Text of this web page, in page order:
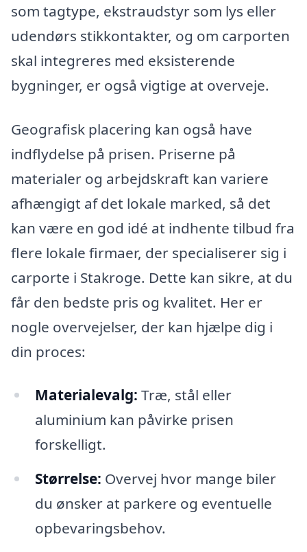
som tagtype, ekstraudstyr som lys eller
udendørs stikkontakter, og om carporten
skal integreres med eksisterende
bygninger, er også vigtige at overveje.
Geografisk placering kan også have
indflydelse på prisen. Priserne på
materialer og arbejdskraft kan variere
afhængigt af det lokale marked, så det
kan være en god idé at indhente tilbud fra
flere lokale firmaer, der specialiserer sig i
carporte i Stakroge. Dette kan sikre, at du
får den bedste pris og kvalitet. Her er
nogle overvejelser, der kan hjælpe dig i
din proces:
Materialevalg: Træ, stål eller
aluminium kan påvirke prisen
forskelligt.
Størrelse: Overvej hvor mange biler
du ønsker at parkere og eventuelle
opbevaringsbehov.